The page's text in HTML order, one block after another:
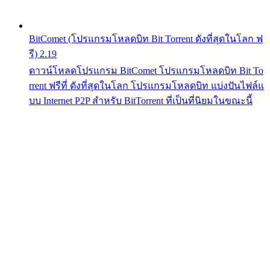
BitComet (โปรแกรมโหลดบิท Bit Torrent ดังที่สุดในโลก ฟ
รี) 2.19
ดาวน์โหลดโปรแกรม BitComet โปรแกรมโหลดบิท Bit To
rrent ฟรีที่ ดังที่สุดในโลก โปรแกรมโหลดบิท แบ่งปันไฟล์แ
บบ Internet P2P สำหรับ BitTorrent ที่เป็นที่นิยมในขณะนี้